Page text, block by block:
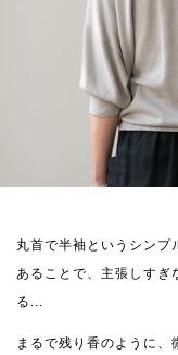
丸首で半袖というシンプ
あることで、主張しすぎ
る...
まるで残り香のように、